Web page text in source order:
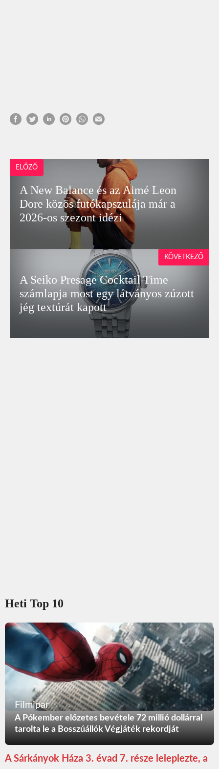
ELŐZŐ
A New Balance és az Aimé Leon
Dore közös futókapszulája már a
2026-os szezont idézi
A Seiko Presage Cocktail Time
számlapja most egy látványos zúzott
jég textúrát kapott
KÖVETKEZŐ
Heti Top 10
Filmipar
A Pókember előzetes bevétele 72 millió dollárral
tarolta le a Bosszúállók Végjáték rekordját
A Sárkányok Háza 3. évad 7. része leleplezte, a